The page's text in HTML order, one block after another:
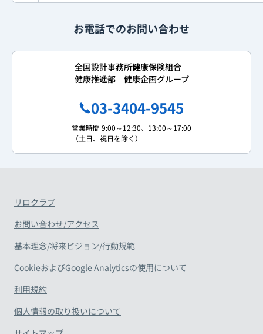
お電話でのお問い合わせ
全国設計事務所健康保険組合
健康推進部 健康企画グループ
03-3404-9545
営業時間 9:00～12:30、13:00～17:00
（土日、祝日を除く）
リロクラブ
お問い合わせ/アクセス
基本理念/将来ビジョン/行動規範
CookieおよびGoogle Analyticsの使用について
利用規約
個人情報の取り扱いについて